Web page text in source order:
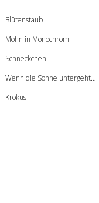
Blütenstaub
Mohn in Monochrom
Schneckchen
Wenn die Sonne untergeht….
Krokus